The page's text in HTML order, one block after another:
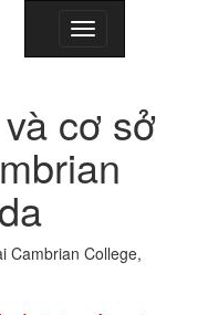
Toggle
navigation
cơ sở